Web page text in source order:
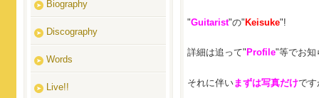
"Guitarist"の"Keisuke"!
詳細は追って" Profile"等でお知
それに伴いまずは写真だけです
Biography
Discography
Words
Live!!